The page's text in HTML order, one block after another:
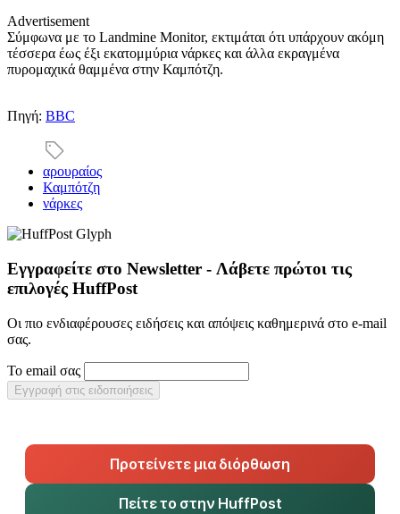
Advertisement
Σύμφωνα με το Landmine Monitor, εκτιμάται ότι υπάρχουν ακόμη
τέσσερα έως έξι εκατομμύρια νάρκες και άλλα εκραγμένα
πυρομαχικά θαμμένα στην Καμπότζη.
Πηγή: ΒΒC
αρουραίος
Καμπότζη
νάρκες
Εγγραφείτε στο Newsletter - Λάβετε πρώτοι τις
επιλογές HuffPost
Οι πιο ενδιαφέρουσες ειδήσεις και απόψεις καθημερινά στο e-mail
σας.
Το email σας
Εγγραφή στις ειδοποιήσεις
Προτείνετε μια διόρθωση
Πείτε το στην HuffPost